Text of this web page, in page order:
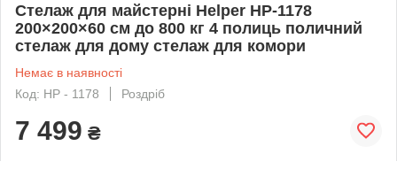
Стелаж для майстерні Helper HP-1178
200×200×60 см до 800 кг 4 полиць поличний
стелаж для дому стелаж для комори
Немає в наявності
Код: HP - 1178
Роздріб
7 499 ₴